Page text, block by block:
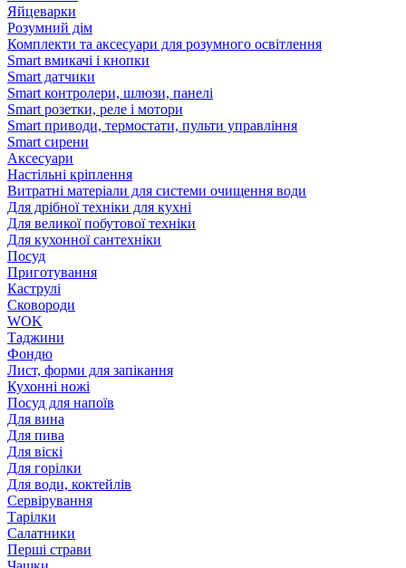
Яйцеварки
Розумний дім
Комплекти та аксесуари для розумного освітлення
Smart вмикачі і кнопки
Smart датчики
Smart контролери, шлюзи, панелі
Smart розетки, реле і мотори
Smart приводи, термостати, пульти управління
Smart сирени
Аксесуари
Настільні кріплення
Витратні матеріали для системи очищення води
Для дрібної техніки для кухні
Для великої побутової техніки
Для кухонної сантехніки
Посуд
Приготування
Каструлі
Сковороди
WOK
Таджини
Фондю
Лист, форми для запікання
Кухонні ножі
Посуд для напоїв
Для вина
Для пива
Для віскі
Для горілки
Для води, коктейлів
Сервірування
Тарілки
Салатники
Перші страви